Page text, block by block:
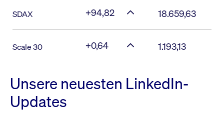
SDAX +94,82 18.659,63
Scale 30 +0,64 1.193,13
Unsere neuesten LinkedIn-
Updates